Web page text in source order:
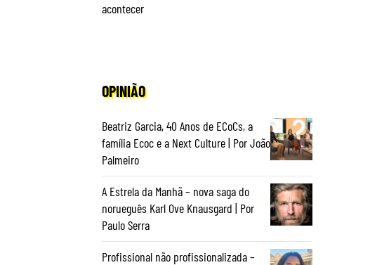
acontecer
OPINIÃO
Beatriz Garcia, 40 Anos de ECoCs, a
família Ecoc e a Next Culture | Por João
Palmeiro
A Estrela da Manhã – nova saga do
norueguês Karl Ove Knausgard | Por
Paulo Serra
Profissional não profissionalizada –